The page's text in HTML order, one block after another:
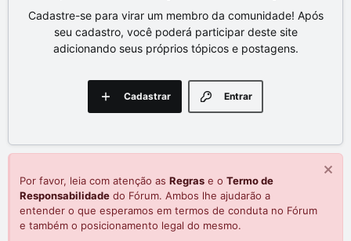
Cadastre-se para virar um membro da comunidade! Após
seu cadastro, você poderá participar deste site
adicionando seus próprios tópicos e postagens.
Entrar
Cadastrar
Por favor, leia com atenção as Regras e o Termo de
Responsabilidade do Fórum. Ambos lhe ajudarão a
entender o que esperamos em termos de conduta no Fórum
e também o posicionamento legal do mesmo.